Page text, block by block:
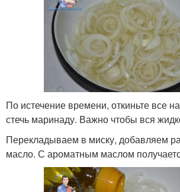
По истечение времени, откиньте все
стечь маринаду. Важно чтобы вся
Перекладываем в миску, добавляем
масло. С ароматным маслом